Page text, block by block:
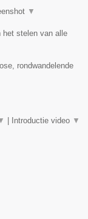
▼
het stelen van alle
rondwandelende
| Introductie video ▼